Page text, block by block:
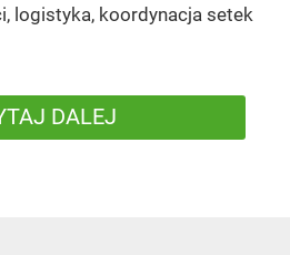
logistyka, koordynacja setek
DALEJ